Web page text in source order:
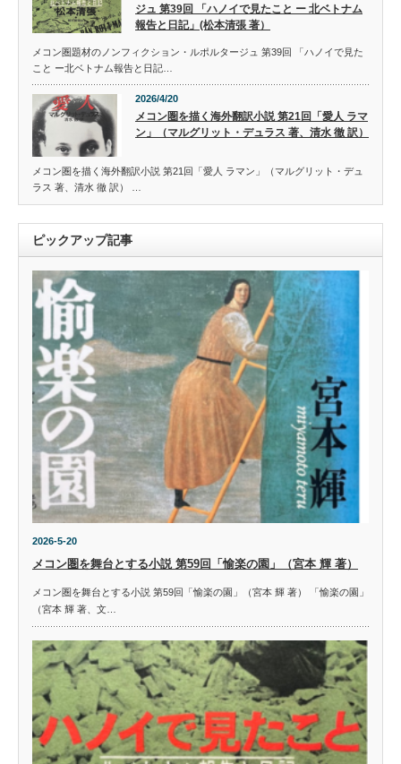
ジュ 第39回 「ハノイで見たこと ー 北ベトナム
報告と日記」(松本清張 著）
メコン圏題材のノンフィクション・ルポルタージュ 第39回 「ハノイで見た
こと ー北ベトナム報告と日記…
2026/4/20
メコン圏を描く海外翻訳小説 第21回「愛人 ラマ
ン」（マルグリット・デュラス 著、清水 徹 訳）
メコン圏を描く海外翻訳小説 第21回「愛人 ラマン」（マルグリット・デュ
ラス 著、清水 徹 訳） …
ピックアップ記事
2026-5-20
メコン圏を舞台とする小説 第59回「愉楽の園」（宮本 輝 著）
メコン圏を舞台とする小説 第59回「愉楽の園」（宮本 輝 著） 「愉楽の園」
（宮本 輝 著、文…